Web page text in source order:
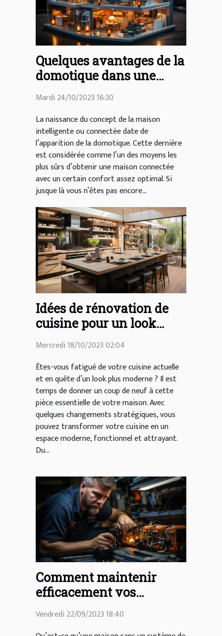
Quelques avantages de la
domotique dans une
maison
Mardi 24/10/2023 16:30
La naissance du concept de la maison
intelligente ou connectée date de
l’apparition de la domotique. Cette dernière
est considérée comme l’un des moyens les
plus sûrs d’obtenir une maison connectée
avec un certain confort assez optimal. Si
jusque là vous n’êtes pas encore...
Idées de rénovation de
cuisine pour un look
moderne
Mercredi 18/10/2023 02:04
Êtes-vous fatigué de votre cuisine actuelle
et en quête d’un look plus moderne ? Il est
temps de donner un coup de neuf à cette
pièce essentielle de votre maison. Avec
quelques changements stratégiques, vous
pouvez transformer votre cuisine en un
espace moderne, fonctionnel et attrayant.
Du...
Comment maintenir
efficacement vos
canalisations à la maison
Vendredi 22/09/2023 18:40